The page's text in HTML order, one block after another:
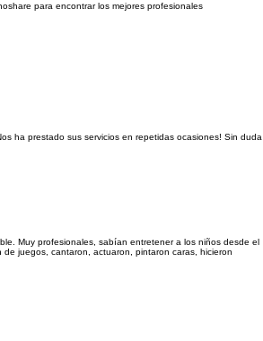
para encontrar los mejores profesionales
ha prestado sus servicios en repetidas ocasiones! Sin duda
Muy profesionales, sabían entretener a los niños desde el
de juegos, cantaron, actuaron, pintaron caras, hicieron